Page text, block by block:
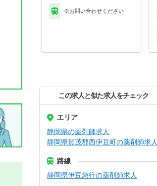
※お問い合わせください
この求人と似た求人をチェック
エリア
静岡県の薬剤師求人
静岡県賀茂郡西伊豆町の薬剤師求人
路線
静岡県伊豆急行の薬剤師求人